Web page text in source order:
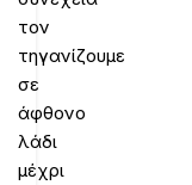
τον
τηγανίζουμε
σε
άφθονο
λάδι
μέχρι